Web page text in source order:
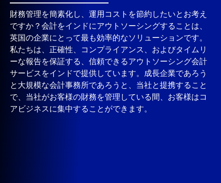
財務管理を簡素化し、運用コストを節約したいとお考え
ですか？会計をインドにアウトソーシングすることは、
英国の企業にとって最も効率的なソリューションです。
私たちは、正確性、コンプライアンス、およびタイムリ
ーな報告を保証する、信頼できるアウトソーシング会計
サービスをインドで提供しています。成長企業であろう
と大規模な会計事務所であろうと、当社と提携すること
で、当社がお客様の財務を管理している間、お客様はコ
アビジネスに集中することができます。